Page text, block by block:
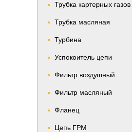
Трубка картерных газов
Трубка масляная
Турбина
Успокоитель цепи
Фильтр воздушный
Фильтр масляный
Фланец
Цепь ГРМ